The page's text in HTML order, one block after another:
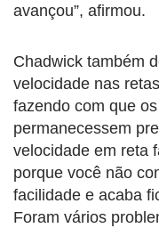
avançou”, afirmou.
Chadwick também
velocidade nas
fazendo com que
permanecessem
velocidade em reta
porque você não
facilidade e acaba
Foram vários